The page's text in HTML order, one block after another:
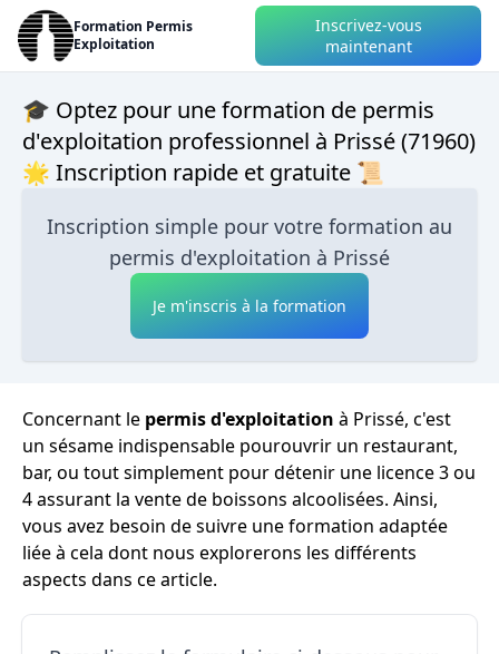
Formation Permis
Exploitation
Inscrivez-vous
maintenant
🎓 Optez pour une formation de permis
d'exploitation professionnel à Prissé (71960)
🌟 Inscription rapide et gratuite 📜
Inscription simple pour votre formation au
permis d'exploitation à Prissé
Je m'inscris à la formation
Concernant le permis d'exploitation à Prissé, c'est
un sésame indispensable pourouvrir un restaurant,
bar, ou tout simplement pour détenir une licence 3 ou
4 assurant la vente de boissons alcoolisées. Ainsi,
vous avez besoin de suivre une formation adaptée
liée à cela dont nous explorerons les différents
aspects dans ce article.